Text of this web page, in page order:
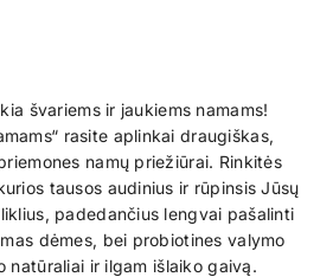
švariems ir jaukiems namams!
rasite aplinkai draugiškas,
namų priežiūrai. Rinkitės
tausos audinius ir rūpinsis Jūsų
padedančius lengvai pašalinti
dėmes, bei probiotines valymo
natūraliai ir ilgam išlaiko gaivą.